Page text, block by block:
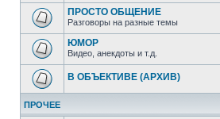
ПРОСТО ОБЩЕНИЕ
Разговоры на разные темы
ЮМОР
Видео, анекдоты и т.д.
В ОБЪЕКТИВЕ (АРХИВ)
ПРОЧЕЕ